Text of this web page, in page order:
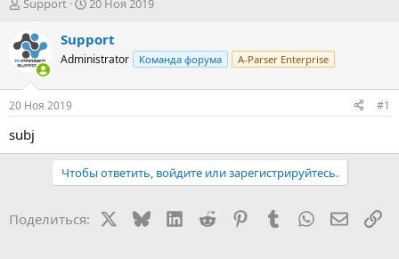
т
о
р
т
е
м
ы
Support
т
а
н
а
20 Ноя 2019
Support
Administrator Команда форума A-Parser Enterprise
20 Ноя 2019 #1
subj
Чтобы ответить, войдите или зарегистрируйтесь.
Поделиться: BlueskyLinkedIn
Reddit PinterestTumblr WhatsApp